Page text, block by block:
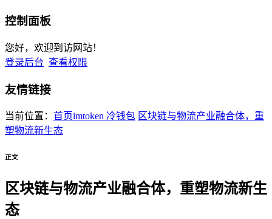
控制面板
您好，欢迎到访网站！
登录后台 查看权限
友情链接
当前位置： 首页imtoken 冷钱包 区块链与物流产业融合体，重
塑物流新生态
正文
区块链与物流产业融合体，重塑物流新生
态